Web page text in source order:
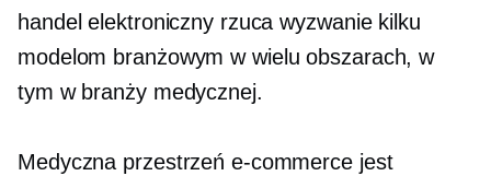
handel elektroniczny rzuca wyzwanie kilku
modelom branżowym w wielu obszarach, w
tym w branży medycznej.
Medyczna przestrzeń e-commerce jest